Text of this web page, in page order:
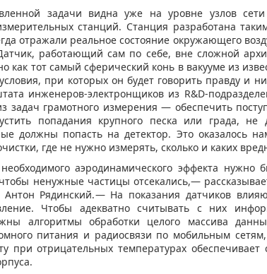
задачи видна уже на уровне узлов
станций. Станция разработана
отражали реальное состояние окружающего
работающий сам по себе, вне сложной
как тот самый сферический конь в вакууме из
при которых он будет говорить правду и
инженеров-электронщиков из R&D-
задач грамотного измерения — обеспечить
попадания крупного песка или града, не
должны попасть на детектор. Это оказалось
где не нужно измерять, сколько и каких
аэродинамического эффекта нужно
ненужные частицы отсекались,—
Антон Рядинский.— На показания датчиков
Чтобы адекватно считывать с них
алгоритмы обработки целого массива
питания и радиосвязи по мобильным
при отрицательных температурах обеспечивает